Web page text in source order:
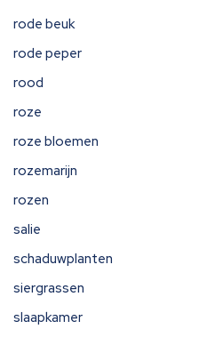
rode beuk
rode peper
rood
roze
roze bloemen
rozemarijn
rozen
salie
schaduwplanten
siergrassen
slaapkamer